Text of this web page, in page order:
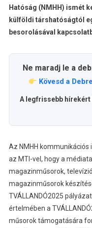
Hatóság (NMHH) ismét
külföldi társhatóságtól
besorolásával
Ne maradj le a
Kövesd a
A legfrissebb
Az NMHH
az MTI-vel, hogy a
magazinműsorok,
magazinműsorok
TVÁLLANDÓ2025
értelmében a
műsorok támogatására